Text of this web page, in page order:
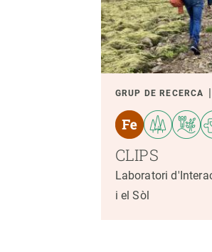
GRUP DE RECERCA
CLIPS
Laboratori
i el Sòl